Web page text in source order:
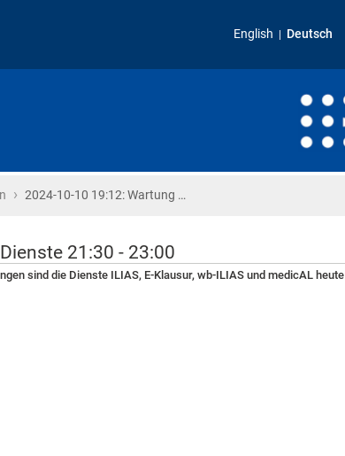
English Deutsch
› 2024-10-10 19:12: Wartung …
21:30 - 23:00
sind die Dienste ILIAS, E-Klausur, wb-ILIAS und medicAL heute